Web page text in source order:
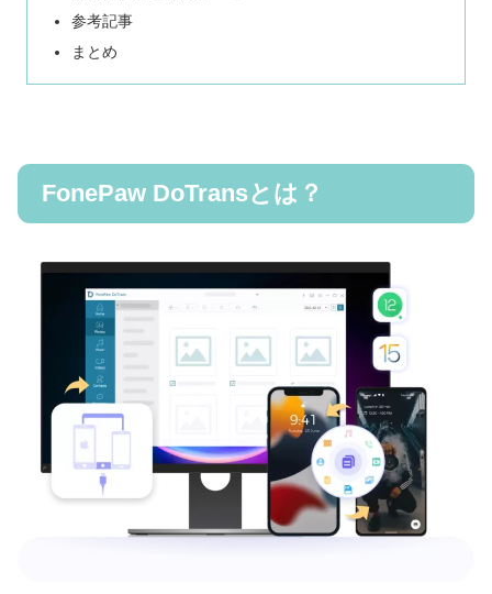
参考記事
まとめ
FonePaw DoTransとは？